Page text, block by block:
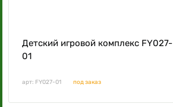
Детский игровой комплекс FY027-
01
арт: FY027-01 под заказ